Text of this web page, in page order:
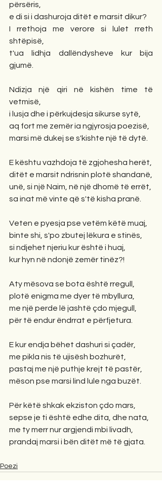
përsëris,
e di si i dashuroja ditët e marsit dikur?
I rrethoja me verore si lulet rreth
shtëpisë,
t'ua lidhja dallëndysheve kur bija
gjumë.
Ndizja një qiri në kishën time të
vetmisë,
i lusja dhe i përkujdesja sikurse sytë,
aq fort me zemër ia ngjyrosja poezisë,
marsi më dukej se s'kishte një të dytë.
E kështu vazhdoja të zgjohesha herët,
ditët e marsit ndrisnin plotë shandanë,
unë, si një Naim, në një dhomë të errët,
sa inat më vinte që s'të kisha pranë.
Veten e pyesja pse vetëm këtë muaj,
binte shi, s'po zbutej lëkura e stinës,
si ndjehet njeriu kur është i huaj,
kur hyn në ndonjë zemër tinëz?!
Aty mësova se bota është rregull,
plotë enigma me dyer të mbyllura,
me një perde lë jashtë çdo mjegull,
për të endur ëndrrat e përfjetura.
E kur endja bëhet dashuri si çadër,
me pikla nis të ujisësh bozhurët,
pastaj me një puthje krejt të pastër,
mëson pse marsi lind lule nga buzët.
Për këtë shkak ekziston çdo mars,
sepse je ti është edhe dita, dhe nata,
me ty merr nur argjendi mbi livadh,
prandaj marsi i bën ditët më të gjata.
Poezi